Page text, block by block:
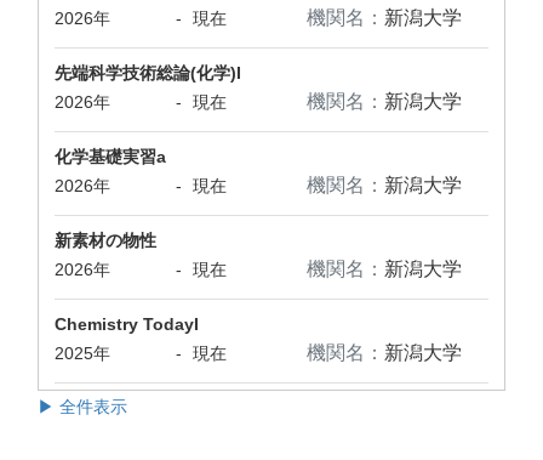
2026年
- 現在 機関名： 新潟大学
先端科学技術総論(化学)I
2026年
- 現在 機関名： 新潟大学
化学基礎実習a
2026年
- 現在 機関名： 新潟大学
新素材の物性
2026年
- 現在 機関名： 新潟大学
Chemistry TodayI
2025年
- 現在 機関名： 新潟大学
▶ 全件表示